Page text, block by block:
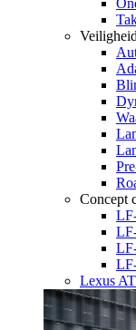
Veiligheid
Concept
Lexus